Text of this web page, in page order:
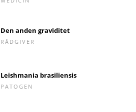
Den anden graviditet
RÅDGIVER
Leishmania brasiliensis
PATOGEN